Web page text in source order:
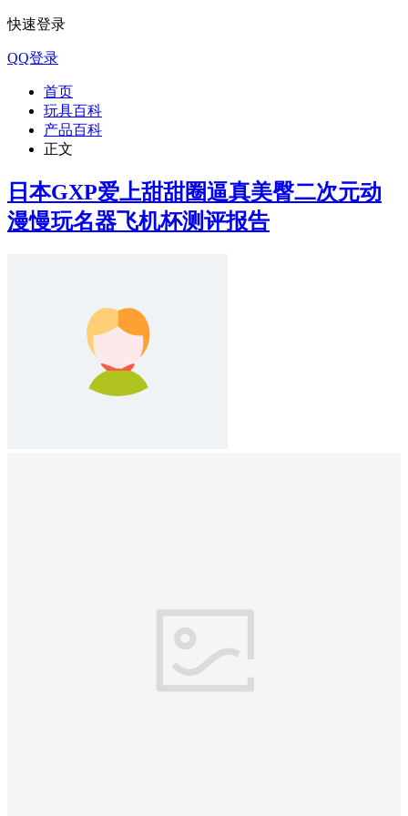
快速登录
QQ登录
首页
玩具百科
产品百科
正文
日本GXP爱上甜甜圈逼真美臀二次元动
漫慢玩名器飞机杯测评报告